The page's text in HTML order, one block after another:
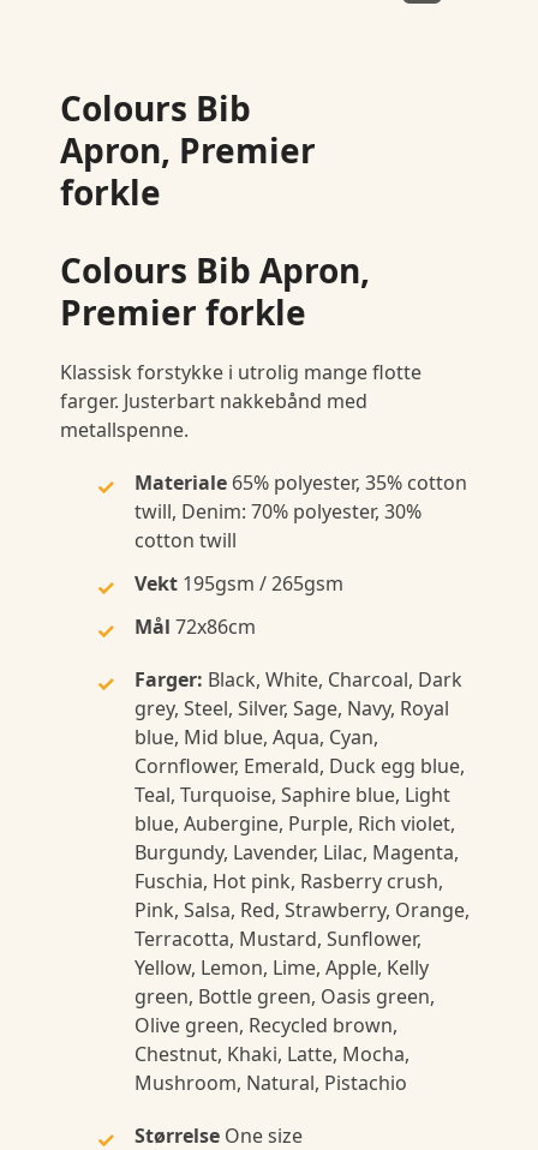
Colours Bib
Apron, Premier
forkle
Colours Bib Apron,
Premier forkle
Klassisk forstykke i utrolig mange flotte
farger. Justerbart nakkebånd med
metallspenne.
Materiale 65% polyester, 35% cotton
twill, Denim: 70% polyester, 30%
cotton twill
Vekt 195gsm / 265gsm
Mål 72x86cm
Farger: Black, White, Charcoal, Dark
grey, Steel, Silver, Sage, Navy, Royal
blue, Mid blue, Aqua, Cyan,
Cornflower, Emerald, Duck egg blue,
Teal, Turquoise, Saphire blue, Light
blue, Aubergine, Purple, Rich violet,
Burgundy, Lavender, Lilac, Magenta,
Fuschia, Hot pink, Rasberry crush,
Pink, Salsa, Red, Strawberry, Orange,
Terracotta, Mustard, Sunflower,
Yellow, Lemon, Lime, Apple, Kelly
green, Bottle green, Oasis green,
Olive green, Recycled brown,
Chestnut, Khaki, Latte, Mocha,
Mushroom, Natural, Pistachio
Størrelse One size